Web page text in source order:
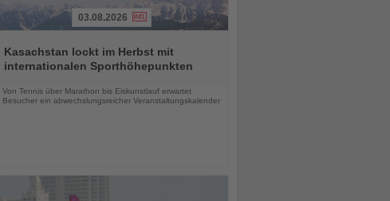
Sie
die
03.08.2026
Kasachstan lockt im Herbst mit
internationalen Sporthöhepunkten
Von Tennis über Marathon bis Eiskunstlauf erwartet
Besucher ein abwechslungsreicher Veranstaltungskalender